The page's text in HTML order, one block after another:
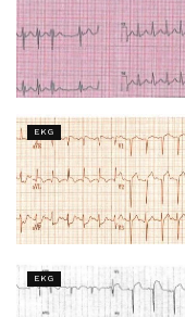
EKG
EKG